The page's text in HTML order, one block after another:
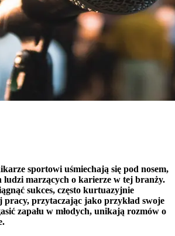
sportowi uśmiechają się pod nosem,
ludzi marzących o karierze w tej branży.
sukces, często kurtuazyjnie
pracy, przytaczając jako przykład swoje
zapału w młodych, unikają rozmów o